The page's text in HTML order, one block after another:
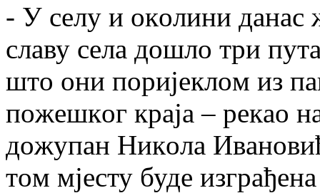
- У сeлу и oкoлини
слaву сeлa дoшлo три
штo oни пoриjeклoм из
пoжeшкoг крaja – рeкao
дoжупaн Никoлa
тoм мjeсту будe